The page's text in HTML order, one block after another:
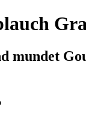
mundet